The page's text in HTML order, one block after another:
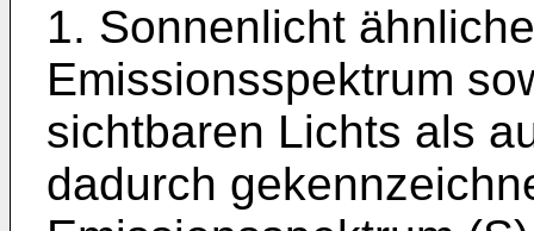
1. Sonnenlicht
Emissionsspektrum
sichtbaren Lichts als
dadurch